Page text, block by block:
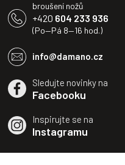
broušení nožů
+420 604 233 936
(Po—Pá 8—16 hod.)
info@damano.cz
Sledujte novinky na
Facebooku
Inspirujte se na
Instagramu